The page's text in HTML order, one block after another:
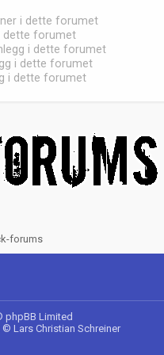
i dette forumet
dette forumet
i dette forumet
i dette forumet
i dette forumet
forums
Limited
© Lars Christian Schreiner